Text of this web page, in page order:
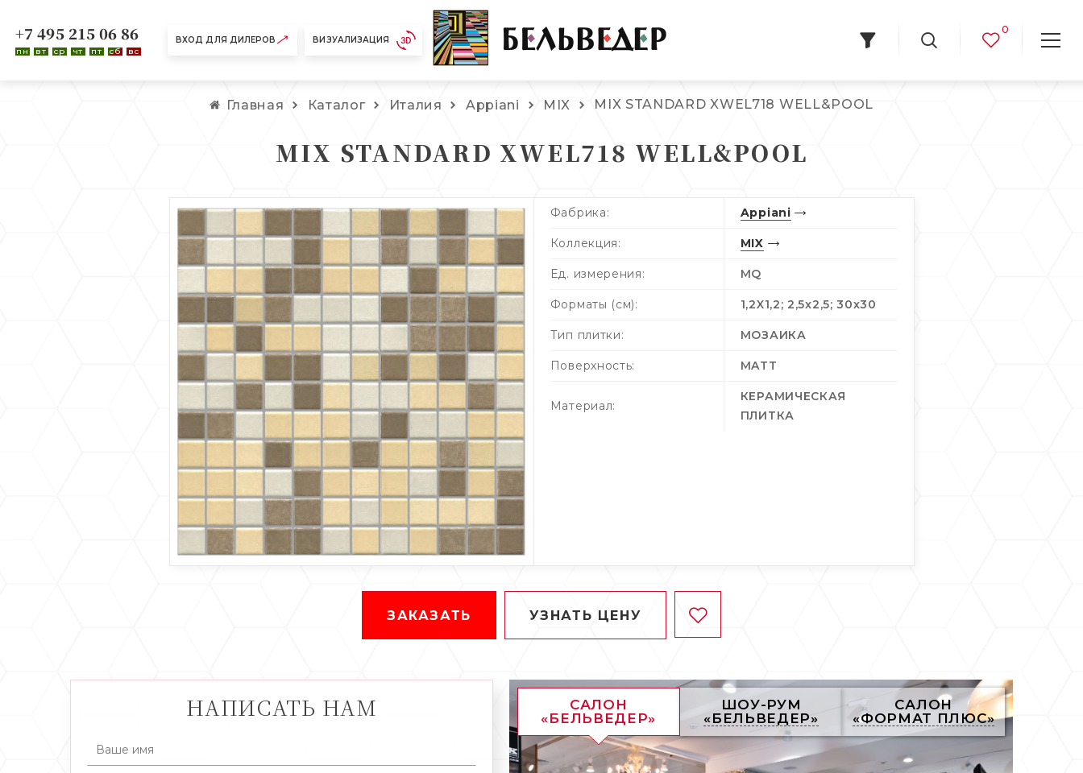
ВХОД ДЛЯ ДИЛЕРОВ ВИЗУАЛИЗАЦИЯ
+7 495 215 06 86
пн вт ср чт пт сб вс
0
Главная Каталог Италия Appiani MIX MIX STANDARD XWEL718 WELL&POOL
MIX STANDARD XWEL718 WELL&POOL
Фабрика: Appiani
Коллекция: MIX
Ед. измерения: MQ
Форматы (см): 1,2X1,2; 2,5x2,5; 30x30
Тип плитки: МОЗАИКА
Поверхность: MATT
Материал:
КЕРАМИЧЕСКАЯ
ПЛИТКА
ЗАКАЗАТЬ УЗНАТЬ ЦЕНУ
НАПИСАТЬ НАМ
САЛОН
«БЕЛЬВЕДЕР»
ШОУ-РУМ
«БЕЛЬВЕДЕР»
САЛОН
«ФОРМАТ ПЛЮС»